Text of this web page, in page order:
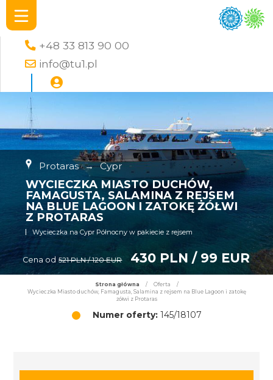
+48 33 813 90 00
info@tu1.pl
Protaras → Cypr
WYCIECZKA MIASTO DUCHÓW,
FAMAGUSTA, SALAMINA Z REJSEM
NA BLUE LAGOON I ZATOKĘ ŻÓŁWI
Z PROTARAS
Wycieczka na Cypr Północny w pakiecie z rejsem
Cena od 521 PLN / 120 EUR 430 PLN / 99 EUR
Strona główna / Oferta
/
Wycieczka Miasto duchów, Famagusta, Salamina z rejsem na Blue Lagoon i zatokę
żółwi z Protaras
Numer oferty:145/18107